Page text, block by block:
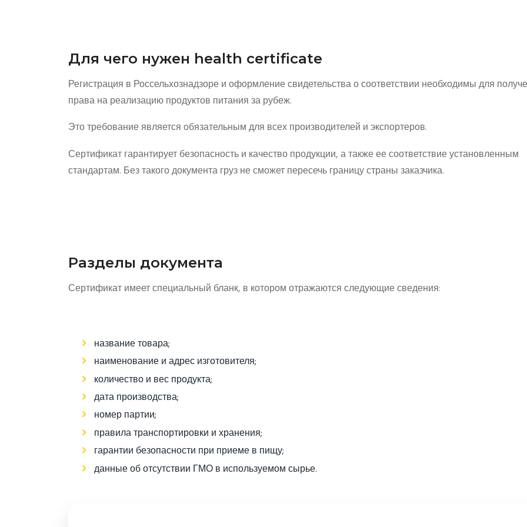
Для чего нужен health certificate
Регистрация в Россельхознадзоре и оформление свидетельства о соответствии необходимы для
права на реализацию продуктов питания за рубеж.
Это требование является обязательным для всех производителей и экспортеров.
Сертификат гарантирует безопасность и качество продукции, а также ее соответствие установленным
стандартам. Без такого документа груз не сможет пересечь границу страны заказчика.
Разделы документа
Сертификат имеет специальный бланк, в котором отражаются следующие сведения:
название товара;
наименование и адрес изготовителя;
количество и вес продукта;
дата производства;
номер партии;
правила транспортировки и хранения;
гарантии безопасности при приеме в пищу;
данные об отсутствии ГМО в используемом сырье.